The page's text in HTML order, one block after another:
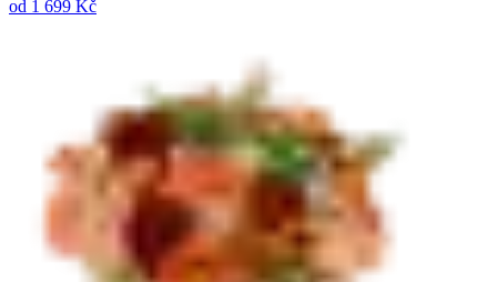
od 1 699 Kč